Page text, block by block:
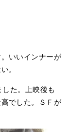
いいインナーが
。
した。上映後も
でした。ＳＦが